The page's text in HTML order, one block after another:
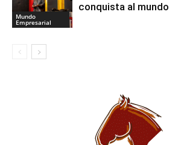
Mundo
Empresarial
conquista al mundo